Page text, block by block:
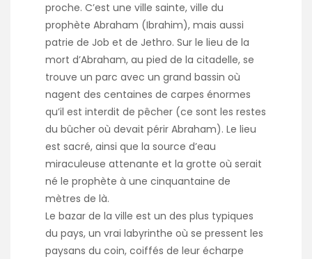
proche. C’est une ville sainte, ville du
prophète Abraham (Ibrahim), mais aussi
patrie de Job et de Jethro. Sur le lieu de la
mort d’Abraham, au pied de la citadelle, se
trouve un parc avec un grand bassin où
nagent des centaines de carpes énormes
qu’il est interdit de pêcher (ce sont les restes
du bûcher où devait périr Abraham). Le lieu
est sacré, ainsi que la source d’eau
miraculeuse attenante et la grotte où serait
né le prophète à une cinquantaine de
mètres de là.
Le bazar de la ville est un des plus typiques
du pays, un vrai labyrinthe où se pressent les
paysans du coin, coiffés de leur écharpe